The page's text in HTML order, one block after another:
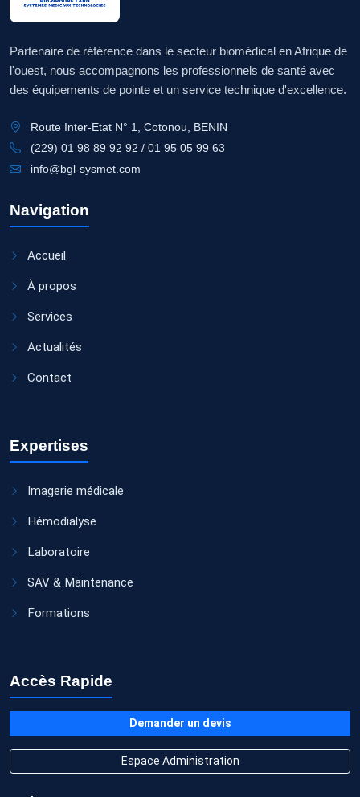
Partenaire de référence dans le secteur biomédical en Afrique de
l'ouest, nous accompagnons les professionnels de santé avec
des équipements de pointe et un service technique d'excellence.
Route Inter-Etat N° 1, Cotonou, BENIN
(229) 01 98 89 92 92 / 01 95 05 99 63
info@bgl-sysmet.com
Navigation
Accueil
À propos
Services
Actualités
Contact
Expertises
Imagerie médicale
Hémodialyse
Laboratoire
SAV & Maintenance
Formations
Accès Rapide
Demander un devis
Espace Administration